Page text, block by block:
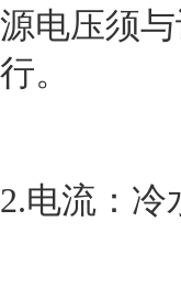
源电压须
行。
2.电流：冷